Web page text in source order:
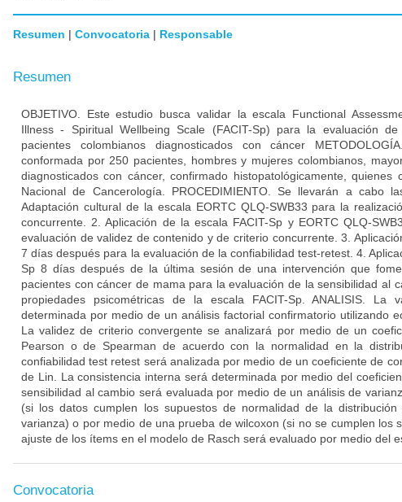
Resumen | Convocatoria | Responsable
Resumen
OBJETIVO. Este estudio busca validar la escala Functional
Illness - Spiritual Wellbeing Scale (FACIT-Sp) para la evaluación
pacientes colombianos diagnosticados con cáncer
conformada por 250 pacientes, hombres y mujeres colombianos,
diagnosticados con cáncer, confirmado histopatológicamente, quienes
Nacional de Cancerología. PROCEDIMIENTO. Se llevarán a cabo
Adaptación cultural de la escala EORTC QLQ-SWB33 para la
concurrente. 2. Aplicación de la escala FACIT-Sp y EORTC QLQ-
evaluación de validez de contenido y de criterio concurrente. 3.
7 días después para la evaluación de la confiabilidad test-retest. 4.
Sp 8 días después de la última sesión de una intervención que
pacientes con cáncer de mama para la evaluación de la sensibilidad al
propiedades psicométricas de la escala FACIT-Sp. ANALISIS. La
determinada por medio de un análisis factorial confirmatorio utilizando
La validez de criterio convergente se analizará por medio de un
Pearson o de Spearman de acuerdo con la normalidad en la
confiabilidad test retest será analizada por medio de un coeficiente de
de Lin. La consistencia interna será determinada por medio del
sensibilidad al cambio será evaluada por medio de un análisis de
(si los datos cumplen los supuestos de normalidad de la
varianza) o por medio de una prueba de wilcoxon (si no se cumplen los
ajuste de los ítems en el modelo de Rasch será evaluado por medio del
Convocatoria